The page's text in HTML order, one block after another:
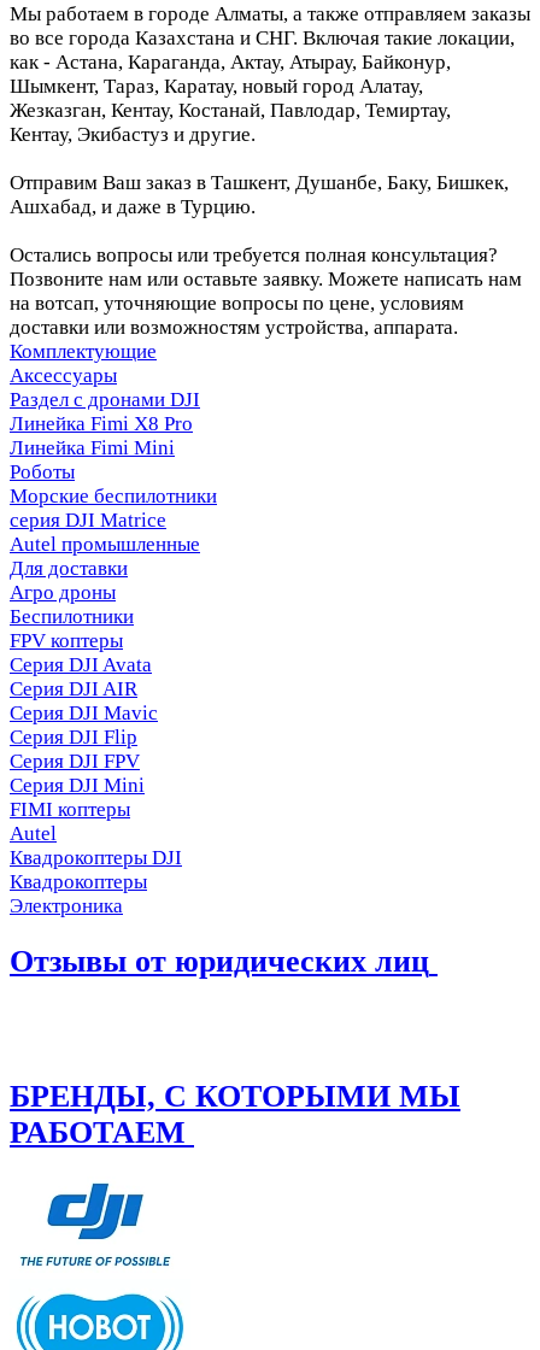
Мы работаем в городе Алматы, а также отправляем заказы
во все города Казахстана и СНГ. Включая такие локации,
как - Астана, Караганда, Актау, Атырау, Байконур,
Шымкент, Тараз, Каратау, новый город Алатау,
Жезказган, Кентау, Костанай, Павлодар, Темиртау,
Кентау, Экибастуз и другие.
Отправим Ваш заказ в Ташкент, Душанбе, Баку, Бишкек,
Ашхабад, и даже в Турцию.
Остались вопросы или требуется полная консультация?
Позвоните нам или оставьте заявку. Можете написать нам
на вотсап, уточняющие вопросы по цене, условиям
доставки или возможностям устройства, аппарата.
Комплектующие
Аксессуары
Раздел с дронами DJI
Линейка Fimi X8 Pro
Линейка Fimi Mini
Роботы
Морские беспилотники
серия DJI Matrice
Autel промышленные
Для доставки
Агро дроны
Беспилотники
FPV коптеры
Серия DJI Avata
Серия DJI AIR
Серия DJI Mavic
Серия DJI Flip
Серия DJI FPV
Серия DJI Mini
FIMI коптеры
Autel
Квадрокоптеры DJI
Квадрокоптеры
Электроника
Отзывы от юридических лиц
БРЕНДЫ, С КОТОРЫМИ МЫ
РАБОТАЕМ